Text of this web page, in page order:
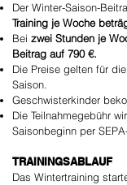
Der Winter-Saison-
Training je Woche
Bei zwei Stunden je
Beitrag auf 790 €.
Die Preise gelten für
Saison.
Geschwisterkinder
Die Teilnahmegebühr
Saisonbeginn per
TRAININGSABLAUF
Das Wintertraining